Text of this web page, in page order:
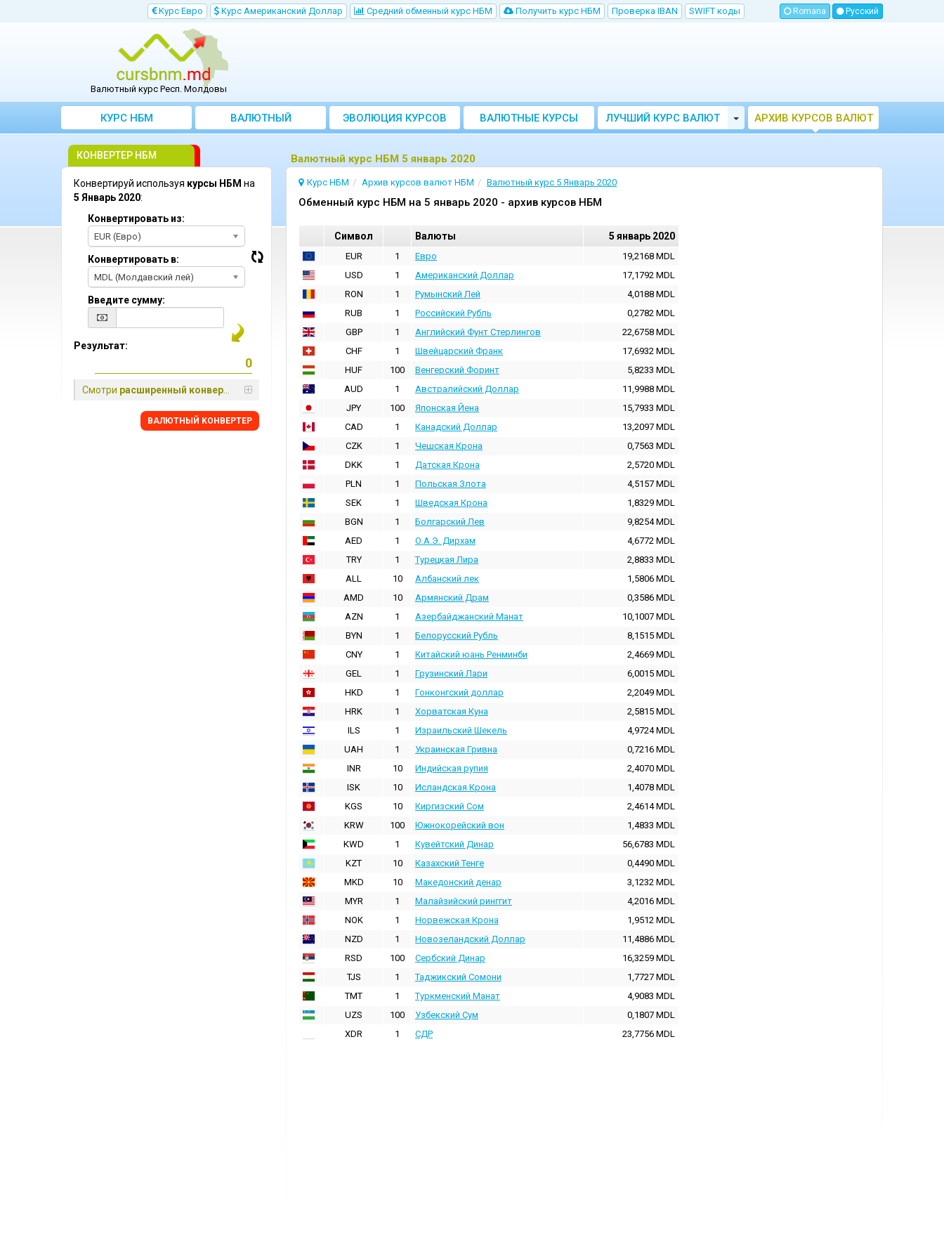
Kурс Евро Kурс Aмериканский Доллар Cредний обменный курс НБM Получить курс НБМ Проверка IBAN SWIFT коды Romana Русский
Валютный курс Респ. Молдовы
КУРС НБМ
BАЛЮТНЫЙ
KОНВЕРТЕР
ЭВОЛЮЦИЯ КУРСОВ
ВАЛЮТНЫЕ КУРСЫ
БАНКОВ
ЛУЧШИЙ КУРС ВАЛЮТ
МОЛДОВЫ
Toggle Dropdown
АРХИВ КУРСОВ ВАЛЮТ
НБМ
Bалютный курс НБМ 5 январь 2020
Курс НБМ Архив курсов валют НБМ Валютный курс 5 Январь 2020
Oбменный курс НБМ на 5 январь 2020 - архив курсов НБМ
Cимвол Валюты 5 январь 2020
EUR 1 Евро 19,2168 MDL
USD
1 Aмериканский Доллар 17,1792 MDL
RON
1 Румынский Лей 4,0188 MDL
RUB
1 Российский Рубль 0,2782 MDL
GBP
1 Английский Фунт Стерлингов 22,6758 MDL
CHF
1 Швейцарский Франк 17,6932 MDL
HUF
100 Венгерский Форинт 5,8233 MDL
AUD
1 Австралийский Доллар 11,9988 MDL
JPY
100 Японская Йена 15,7933 MDL
CAD
1 Канадский Доллар 13,2097 MDL
CZK
1 Чешская Крона 0,7563 MDL
DKK
1 Датская Крона 2,5720 MDL
PLN
1 Польская Злота 4,5157 MDL
SEK
1 Шведская Крона 1,8329 MDL
BGN
1 Болгарский Лев 9,8254MDL
AED
1 О.А.Э. Дирхам 4,6772 MDL
TRY
1 Турецкая Лира 2,8833 MDL
ALL
10 Албанский лек 1,5806 MDL
AMD
10 Армянский Драм 0,3586 MDL
AZN
1 Азербайджанский Манат 10,1007 MDL
BYN
1 Белорусский Рубль 8,1515 MDL
CNY
1 Китайский юань Ренминби 2,4669 MDL
GEL
1 Грузинский Лари 6,0015 MDL
HKD
1 Гонконгский доллаp 2,2049 MDL
HRK
1 Хорватская Куна 2,5815 MDL
ILS
1 Израильский Шекель 4,9724MDL
UAH
1 Украинская Гривна 0,7216 MDL
INR
10 Индийская pупия 2,4070 MDL
ISK
10 Исландская Крона 1,4078 MDL
KGS
10 Киргизский Сом 2,4614MDL
KRW
100 Южнокорейский вон 1,4833 MDL
KWD
1 Кувейтский Динар 56,6783 MDL
KZT
10 Казахский Тенге 0,4490 MDL
MKD
10 Македонский денар 3,1232 MDL
MYR
1 Малайзийский ринггит 4,2016 MDL
NOK
1 Норвежская Крона 1,9512 MDL
NZD
1 Новозеландский Доллар 11,4886 MDL
RSD
100 Сербский Динар 16,3259 MDL
TJS
1 Таджикский Сомони 1,7727 MDL
TMT
1 Туркменский Манат 4,9083 MDL
UZS
100 Узбекский Сум 0,1807 MDL
XDR
1 СДР 23,7756 MDL
КОНВЕРТЕР НБМ
Конвертируй используя курсы НБМ на
5 Январь 2020:
Конвертировать из:
EUR (Евро)
Конвертировать в:
MDL (Молдавский лей)
Введите сумму:
Результат:
Смотри расширенный конвертер
BАЛЮТНЫЙ KОНВЕРТЕР